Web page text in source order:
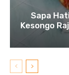
Sapa
Kesongo